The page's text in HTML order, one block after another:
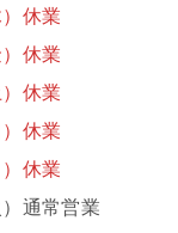
休業
休業
休業
休業
休業
通常営業